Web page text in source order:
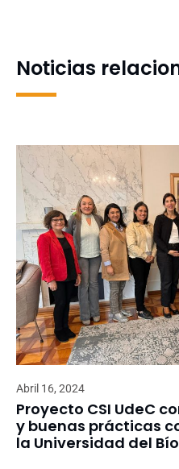
Noticias
Abril 16, 2024
Proyecto CSI UdeC
y buenas prácticas
la Universidad del